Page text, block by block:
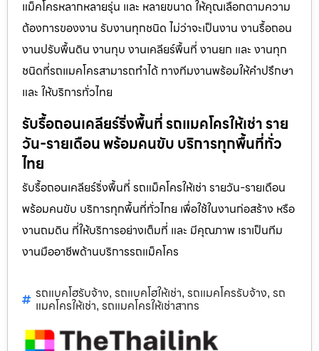
แม็คโครหลากหลายรุ่น และ หลายขนาด ให้คุณเลือกตามความ
ต้องการของงาน รับงานทุกชนิด ไม่ว่าจะเป็นงาน งานรื้อถอน
งานปรับพื้นดิน งานทุบ งานเคลียร์พื้นที่ งานยก และ งานทุก
ชนิดที่รถแมคโครสามารถทำได้ ทางทีมงานพร้อมให้คำปรึกษา
และ ให้บริการทั่วไทย
รับรื้อถอนเคลียร์ริ่งพื้นที่ รถแมคโครให้เช่า ราย
วัน-รายเดือน พร้อมคนขับ บริการทุกพื้นที่ทั่ว
ไทย
รับรื้อถอนเคลียร์ริ่งพื้นที่ รถแม็คโครให้เช่า รายวัน-รายเดือน
พร้อมคนขับ บริการทุกพื้นที่ทั่วไทย เพื่อใช้ในงานก่อสร้าง หรือ
งานถมดิน ที่ให้บริการอย่างเต็มที่ และ มีคุณภาพ เราเป็นทีม
งานมืออาชีพด้านบริการรถแม็คโคร
รถแบคโฮรับจ้าง, รถแบคโฮให้เช่า, รถแมคโครรับจ้าง, รถ
แมคโครให้เช่า, รถแมคโครให้เช่าสาทร